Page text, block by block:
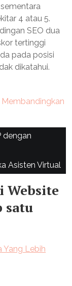
4 atau 5.
SEO dua
tertinggi
pada posisi
dikatahui.
Membandingkan
dengan
Asisten Virtual
Website
satu
Yang Lebih